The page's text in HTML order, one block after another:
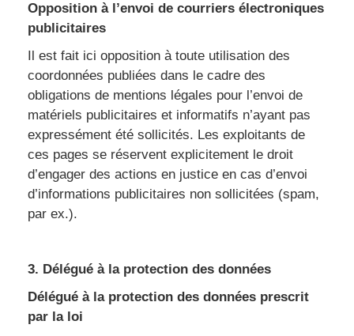
Opposition à l’envoi de courriers électroniques
publicitaires
Il est fait ici opposition à toute utilisation des
coordonnées publiées dans le cadre des
obligations de mentions légales pour l’envoi de
matériels publicitaires et informatifs n’ayant pas
expressément été sollicités. Les exploitants de
ces pages se réservent explicitement le droit
d’engager des actions en justice en cas d’envoi
d’informations publicitaires non sollicitées (spam,
par ex.).
3. Délégué à la protection des données
Délégué à la protection des données prescrit
par la loi